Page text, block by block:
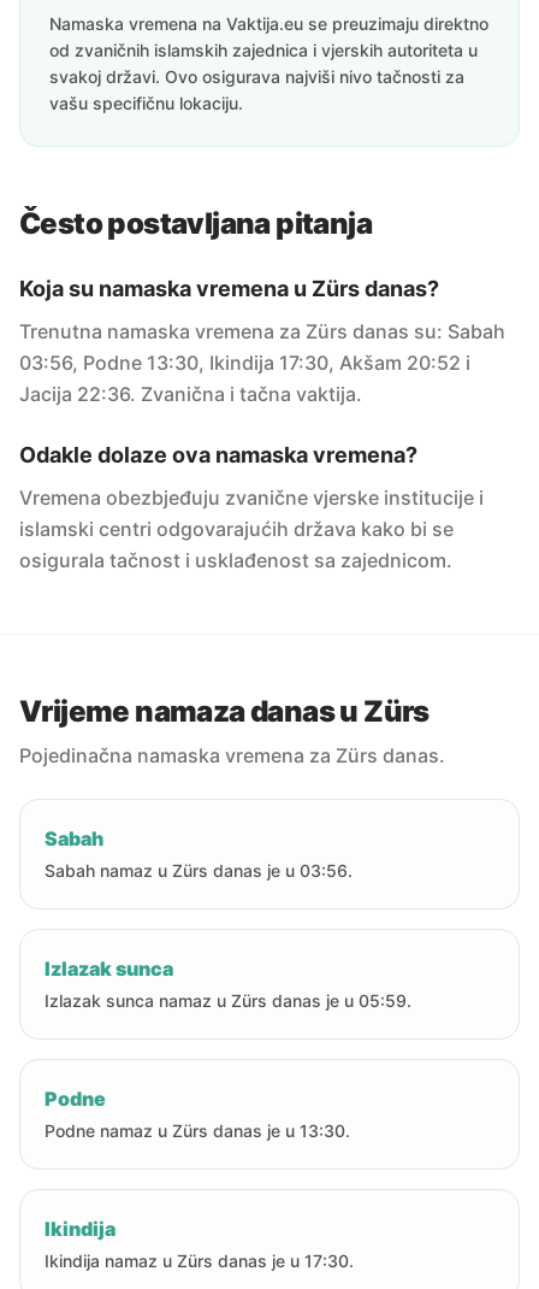
Namaska vremena na Vaktija.eu se preuzimaju direktno
od zvaničnih islamskih zajednica i vjerskih autoriteta u
svakoj državi. Ovo osigurava najviši nivo tačnosti za
vašu specifičnu lokaciju.
Često postavljana pitanja
Koja su namaska vremena u Zürs danas?
Trenutna namaska vremena za Zürs danas su: Sabah
03:56, Podne 13:30, Ikindija 17:30, Akšam 20:52 i
Jacija 22:36. Zvanična i tačna vaktija.
Odakle dolaze ova namaska vremena?
Vremena obezbjeđuju zvanične vjerske institucije i
islamski centri odgovarajućih država kako bi se
osigurala tačnost i usklađenost sa zajednicom.
Vrijeme namaza danas u Zürs
Pojedinačna namaska vremena za Zürs danas.
Sabah
Sabah namaz u Zürs danas je u 03:56.
Izlazak sunca
Izlazak sunca namaz u Zürs danas je u 05:59.
Podne
Podne namaz u Zürs danas je u 13:30.
Ikindija
Ikindija namaz u Zürs danas je u 17:30.